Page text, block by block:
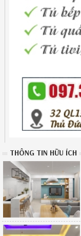
THÔNG TIN HỮU ÍCH